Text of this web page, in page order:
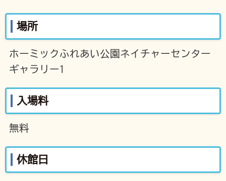
場所
ホーミックふれあい公園ネイチャーセンター
ギャラリー1
入場料
無料
休館日